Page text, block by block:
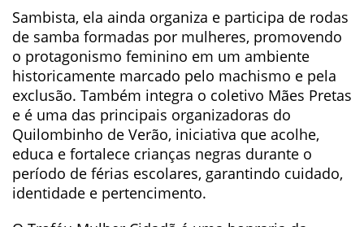
Sambista, ela ainda organiza e participa de rodas
de samba formadas por mulheres, promovendo
o protagonismo feminino em um ambiente
historicamente marcado pelo machismo e pela
exclusão. Também integra o coletivo Mães Pretas
e é uma das principais organizadoras do
Quilombinho de Verão, iniciativa que acolhe,
educa e fortalece crianças negras durante o
período de férias escolares, garantindo cuidado,
identidade e pertencimento.